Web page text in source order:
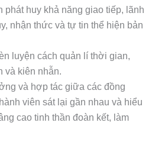
phát huy khả năng giao tiếp, lãnh
nhận thức và tự tin thể hiện bản
luyện cách quản lí thời gian,
và kiên nhẫn.
và hợp tác giữa các đồng
viên sát lại gần nhau và hiểu
cao tinh thần đoàn kết, làm